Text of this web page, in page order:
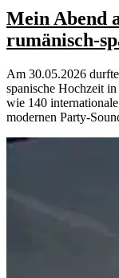
Mein Abend
rumänisch-
Am 30.05.2026
spanische Hochzeit
wie 140
modernen Party-